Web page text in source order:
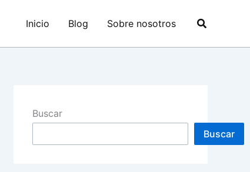
Inicio Blog Sobre nosotros Buscar
Buscar
Buscar